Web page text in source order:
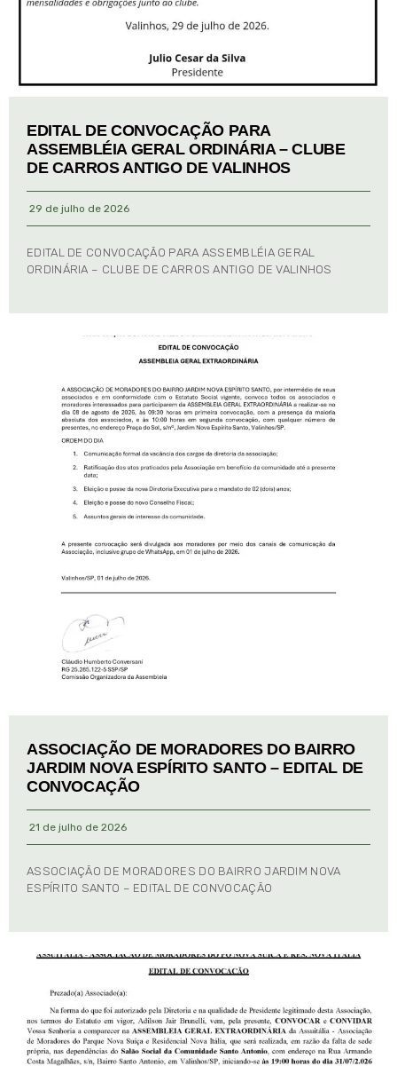
EDITAL DE CONVOCAÇÃO PARA
ASSEMBLÉIA GERAL ORDINÁRIA – CLUBE
DE CARROS ANTIGO DE VALINHOS
29 de julho de 2026
EDITAL DE CONVOCAÇÃO PARA ASSEMBLÉIA GERAL
ORDINÁRIA – CLUBE DE CARROS ANTIGO DE VALINHOS
ASSOCIAÇÃO DE MORADORES DO BAIRRO
JARDIM NOVA ESPÍRITO SANTO – EDITAL DE
CONVOCAÇÃO
21 de julho de 2026
ASSOCIAÇÃO DE MORADORES DO BAIRRO JARDIM NOVA
ESPÍRITO SANTO – EDITAL DE CONVOCAÇÃO